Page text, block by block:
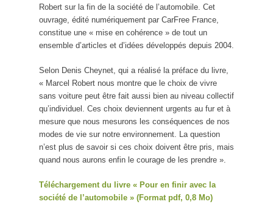
Robert sur la fin de la société de l’automobile. Cet
ouvrage, édité numériquement par CarFree France,
constitue une « mise en cohérence » de tout un
ensemble d’articles et d’idées développés depuis 2004.
Selon Denis Cheynet, qui a réalisé la préface du livre,
« Marcel Robert nous montre que le choix de vivre
sans voiture peut être fait aussi bien au niveau collectif
qu’individuel. Ces choix deviennent urgents au fur et à
mesure que nous mesurons les conséquences de nos
modes de vie sur notre environnement. La question
n’est plus de savoir si ces choix doivent être pris, mais
quand nous aurons enfin le courage de les prendre ».
Téléchargement du livre « Pour en finir avec la
société de l’automobile » (Format pdf, 0,8 Mo)